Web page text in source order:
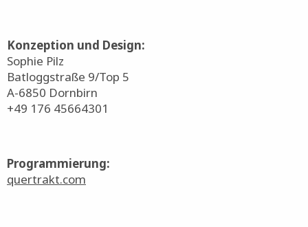
Konzeption und Design:
Sophie Pilz
Batloggstraße 9/Top 5
A-6850 Dornbirn
+49 176 45664301
Programmierung:
quertrakt.com